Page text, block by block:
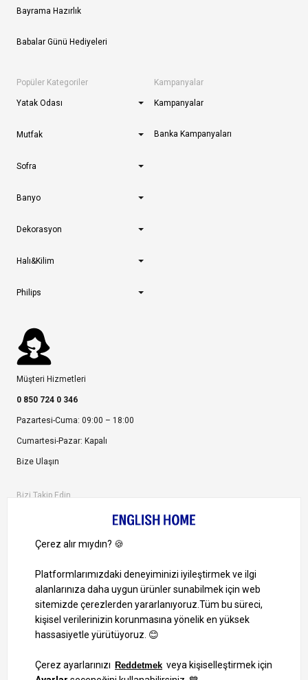
Bayrama Hazırlık
Babalar Günü Hediyeleri
Popüler Kategoriler
Yatak Odası
Mutfak
Sofra
Banyo
Dekorasyon
Halı&Kilim
Philips
Kampanyalar
Kampanyalar
Banka Kampanyaları
Müşteri Hizmetleri
0 850 724 0 346
Pazartesi-Cuma: 09:00 – 18:00
Cumartesi-Pazar: Kapalı
Bize Ulaşın
Bizi Takip Edin
1000 TL ve Üzeri Alışverişlerinizde Kargo Bedava!